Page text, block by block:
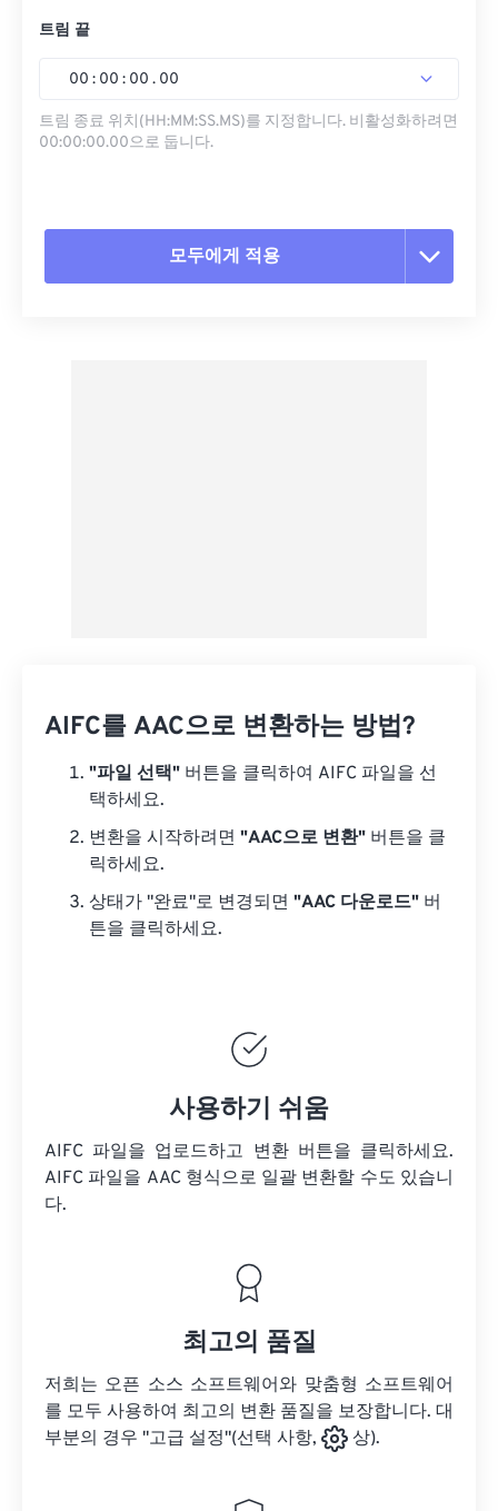
트림 끝
00 : 00 : 00 . 00
트림 종료 위치(HH:MM:SS.MS)를 지정합니다. 비활성화하려면
00:00:00.00으로 둡니다.
모두에게 적용
AIFC를 AAC으로 변환하는 방법?
"파일 선택" 버튼을 클릭하여 AIFC 파일을 선
택하세요.
변환을 시작하려면 "AAC으로 변환" 버튼을 클
릭하세요.
상태가 "완료"로 변경되면 "AAC 다운로드" 버
튼을 클릭하세요.
사용하기 쉬움
AIFC 파일을 업로드하고 변환 버튼을 클릭하세요.
AIFC 파일을 AAC 형식으로 일괄 변환할 수도 있습니
다.
최고의 품질
저희는 오픈 소스 소프트웨어와 맞춤형 소프트웨어
를 모두 사용하여 최고의 변환 품질을 보장합니다. 대
부분의 경우 "고급 설정"(선택 사항,
상).